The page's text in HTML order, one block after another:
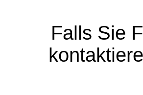
Falls Sie